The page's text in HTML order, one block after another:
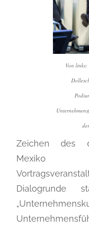
Von
Zeichen des
Mexiko
Dialogrunde